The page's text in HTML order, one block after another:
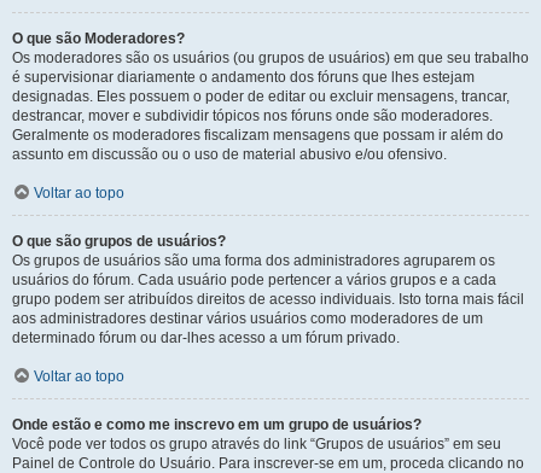
O que são Moderadores?
Os moderadores são os usuários (ou grupos de usuários) em que seu trabalho
é supervisionar diariamente o andamento dos fóruns que lhes estejam
designadas. Eles possuem o poder de editar ou excluir mensagens, trancar,
destrancar, mover e subdividir tópicos nos fóruns onde são moderadores.
Geralmente os moderadores fiscalizam mensagens que possam ir além do
assunto em discussão ou o uso de material abusivo e/ou ofensivo.
Voltar ao topo
O que são grupos de usuários?
Os grupos de usuários são uma forma dos administradores agruparem os
usuários do fórum. Cada usuário pode pertencer a vários grupos e a cada
grupo podem ser atribuídos direitos de acesso individuais. Isto torna mais fácil
aos administradores destinar vários usuários como moderadores de um
determinado fórum ou dar-lhes acesso a um fórum privado.
Voltar ao topo
Onde estão e como me inscrevo em um grupo de usuários?
Você pode ver todos os grupo através do link “Grupos de usuários” em seu
Painel de Controle do Usuário. Para inscrever-se em um, proceda clicando no